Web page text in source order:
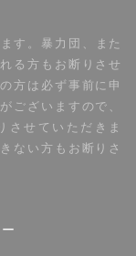
す。暴力団、また
る方もお断りさせ
方は必ず事前に申
ございますので、
させていただきま
ない方もお断りさ